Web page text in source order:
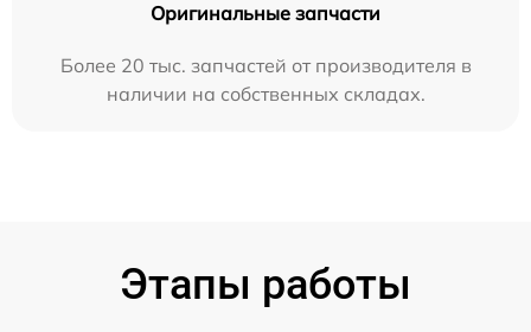
Оригинальные запчасти
Более 20 тыс. запчастей от производителя в
наличии на собственных складах.
Этапы работы